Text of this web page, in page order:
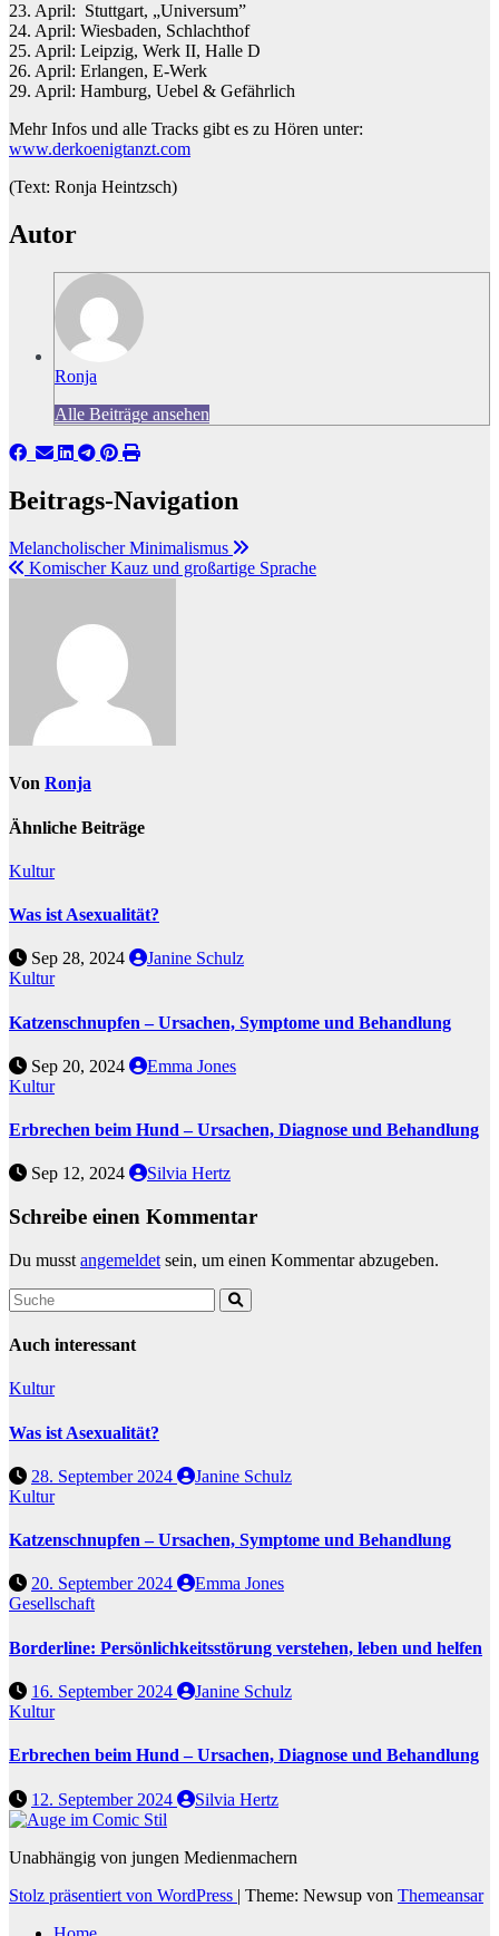
23. April: Stuttgart, „Universum”
24. April: Wiesbaden, Schlachthof
25. April: Leipzig, Werk II, Halle D
26. April: Erlangen, E-Werk
29. April: Hamburg, Uebel & Gefährlich
Mehr Infos und alle Tracks gibt es zu Hören unter:
www.derkoenigtanzt.com
(Text: Ronja Heintzsch)
Autor
Ronja
Alle Beiträge ansehen
Beitrags-Navigation
Melancholischer Minimalismus
Komischer Kauz und großartige Sprache
Von Ronja
Ähnliche Beiträge
Kultur
Was ist Asexualität?
Sep 28, 2024
Janine Schulz
Kultur
Katzenschnupfen – Ursachen, Symptome und Behandlung
Sep 20, 2024
Emma Jones
Kultur
Erbrechen beim Hund – Ursachen, Diagnose und Behandlung
Sep 12, 2024 Silvia Hertz
Schreibe einen Kommentar
Du musst angemeldet sein, um einen Kommentar abzugeben.
Auch interessant
Kultur
Was ist Asexualität?
28. September 2024
Janine Schulz
Kultur
Katzenschnupfen – Ursachen, Symptome und Behandlung
20. September 2024
Emma Jones
Gesellschaft
Borderline: Persönlichkeitsstörung verstehen, leben und helfen
16. September 2024
Janine Schulz
Kultur
Erbrechen beim Hund – Ursachen, Diagnose und Behandlung
12. September 2024 Silvia Hertz
Unabhängig von jungen Medienmachern
Stolz präsentiert von WordPress | Theme: Newsup von Themeansar